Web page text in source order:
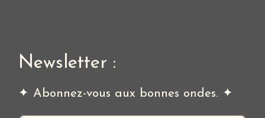
Newsletter :
✦ Abonnez-vous aux bonnes ondes. ✦